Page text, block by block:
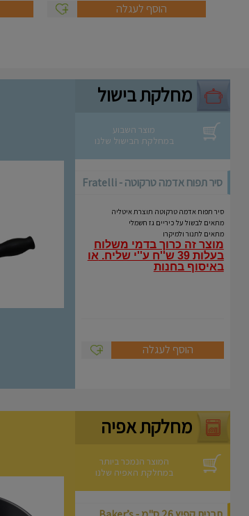
הוסף לעגלה
מחלקת בישול
מוצר השבוע
במחלקת הבישול שלנו
סיר תפוח אדמה טרקוטה - Fratelli
סיר תפוח אדמה טרקוטה תוצרת איטליה
מתאים לבשול על כיריים גז חשמלי
מתאים לתנור ולמיקרו
מוצר זה כרוך בדמי משלוח
בעלות 39 ש''ח ע''י שליח.
או
באיסוף בחנות
הוסף לעגלה
מחלקת אפיה
המוצר הנמכר ביותר
במחלקת האפיה שלנו